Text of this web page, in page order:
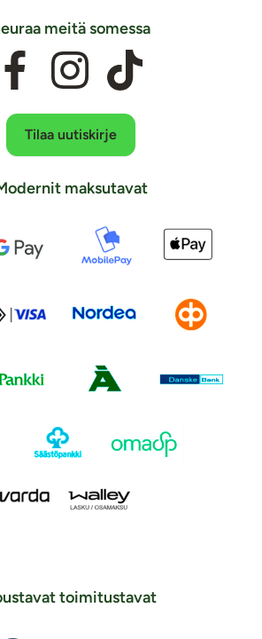
meitä somessa
Tilaa uutiskirje
maksutavat
toimitustavat